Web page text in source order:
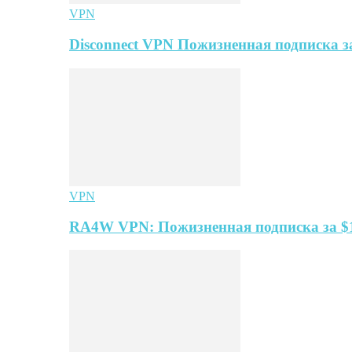
VPN
Disconnect VPN Пожизненная подписка
VPN
RA4W VPN: Пожизненная подписка за